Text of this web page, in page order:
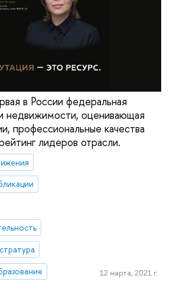
в России федеральная
недвижимости, оценивающая
профессиональные качества
лидеров отрасли.
12 марта, 2021 г.